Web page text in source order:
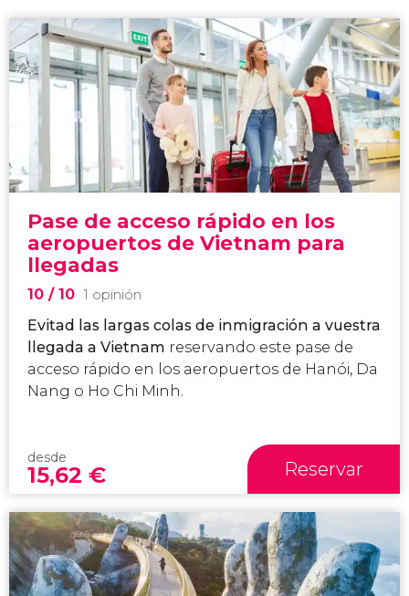
Pase de acceso rápido en los
aeropuertos de Vietnam para
llegadas
10 / 10 1 opinión
Evitad las largas colas de inmigración a vuestra
llegada a Vietnam reservando este pase de
acceso rápido en los aeropuertos de Hanói, Da
Nang o Ho Chi Minh.
desde
15,62 € Reservar